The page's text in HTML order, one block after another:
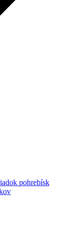
pohrebísk